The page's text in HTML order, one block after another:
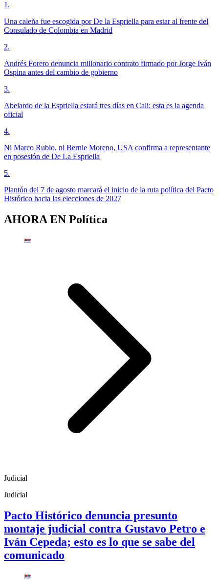
1 .
Una caleña fue escogida por De la Espriella para estar al frente del
Consulado de Colombia en Madrid
2.
Andrés Forero denuncia millonario contrato firmado por Jorge Iván
Ospina antes del cambio de gobierno
3.
Abelardo de la Espriella estará tres días en Cali: esta es la agenda
oficial
4.
Ni Marco Rubio, ni Bernie Moreno, USA confirma a representante
en posesión de De La Espriella
5.
Plantón del 7 de agosto marcará el inicio de la ruta política del Pacto
Histórico hacia las elecciones de 2027
AHORA EN Política
Judicial
Judicial
Pacto Histórico denuncia presunto
montaje judicial contra Gustavo Petro e
Iván Cepeda; esto es lo que se sabe del
comunicado